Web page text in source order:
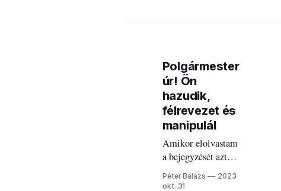
Polgármester
úr! Ön
hazudik,
félrevezet és
manipulál
Amikor elolvastam
a bejegyzését azt
hittem, rosszul
látok. Aztán
Péter Balázs
2023
okt. 31